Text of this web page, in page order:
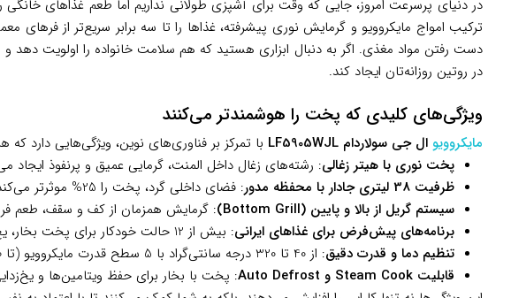
در دنیای پرسرعت امروز، جایی که وقت برای آشپزی طولانی نداریم اما طعم غذاهای
ترکیب امواج مایکروویو و گرمایش نوری پیشرفته، غذاها را تا سه برابر سریع‌تر از
دست رفتن مواد مغذی. اگر به دنبال ابزاری هستید که هم سلامت خانواده را اولویت دهد
در روتین روزانه‌تان ایجاد کند.
ویژگی‌های کلیدی که پخت را هوشمندتر می‌کنند
مایکروویو ال جی سولاردام LF5905WJL
با تمرکز بر فناوری‌های نوین، ویژگی‌هایی دارد
پخت نوری با هیتر زغالی: رشته‌های زغال داخل المنت، گرمایی عمیق و پرنفوذ ایجاد
ظرفیت 38 لیتری جادار با محفظه مدور
: فضای داخلی گرد، پخت را 25% موثرتر می‌کند و اجازه می‌دهد ظروف بزرگ دایره‌ای را به راحتی جای دهید، در حالی که تمیز کردن آن هم بسیار ساده است.
سیستم گریل از بالا و پایین (Bottom Grill)
: گرمایش همزمان از کف و سقف، طعم
برنامه‌های پیش‌فرض برای غذاهای ایرانی: بیش از 12 حالت خودکار برای پخت بخار، یخ‌زدایی و ترکیب مایکروویو با گریل، مثل ته‌چین مرغ یا کشک بادمجان، که زمان تنظیم را به صفر می‌رساند.
تنظیم دما و قدرت دقیق: از 40 تا 320 درجه سانتی‌گراد با 5 سطح قدرت مایکروویو (تا 900 وات)، به شما کنترل کامل می‌دهد تا هر غذایی را دقیقاً به سلیقه خودتان بپزید.
قابلیت Steam Cook و Auto Defrost
: پخت با بخار برای حفظ ویتامین‌ها و